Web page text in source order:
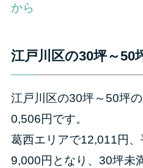
から
江戸川区の30坪～50
江戸川区の30坪～50坪
0,506円です。
葛西エリアで12,011円
9,000円となり、30坪未